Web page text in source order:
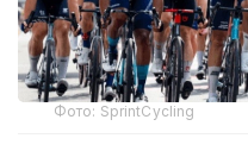
Фото: SprintCycling